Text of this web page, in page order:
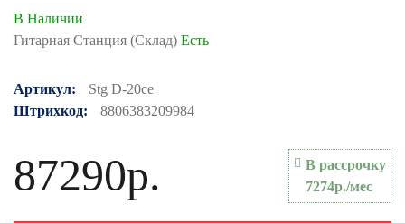
В Наличии
Гитарная Станция (Склад) Есть
Артикул:
Stg D-20ce
Штрихкод:
8806383209984
87290р.
В рассрочку
7274р./мес